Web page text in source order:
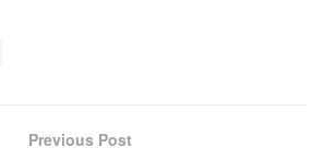
Previous Post